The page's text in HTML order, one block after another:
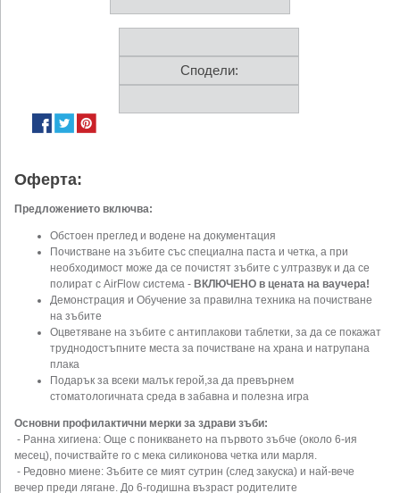
Сподели:
Оферта:
Предложението включва:
Обстоен преглед и водене на документация
Почистване на зъбите със специална паста и четка, а при
необходимост може да се почистят зъбите с ултразвук и да се
полират с AirFlow система - ВКЛЮЧЕНО в цената на ваучера!
Демонстрация и Обучение за правилна техника на почистване
на зъбите
Оцветяване на зъбите с антиплакови таблетки, за да се покажат
труднодостъпните места за почистване на храна и натрупана
плака
Подарък за всеки малък герой,за да превърнем
стоматологичната среда в забавна и полезна игра
Основни профилактични мерки за здрави зъби:
- Ранна хигиена: Още с поникването на първото зъбче (около 6-ия
месец), почиствайте го с мека силиконова четка или марля.
- Редовно миене: Зъбите се мият сутрин (след закуска) и най-вече
вечер преди лягане. До 6-годишна възраст родителите